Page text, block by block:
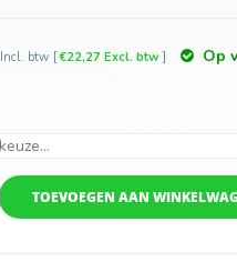
Incl. btw [€22,27 Excl. btw] Op
TOEVOEGEN AAN